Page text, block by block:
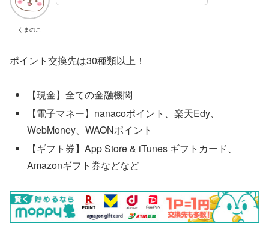
くまのこ
ポイント交換先は30種類以上！
【現金】全ての金融機関
【電子マネー】nanacoポイント、楽天Edy、
WebMoney、WAONポイント
【ギフト券】App Store & iTunes ギフトカード、
Amazonギフト券などなど